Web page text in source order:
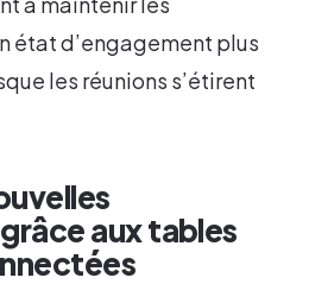
état d’engagement plus
les réunions s’étirent
aux tables